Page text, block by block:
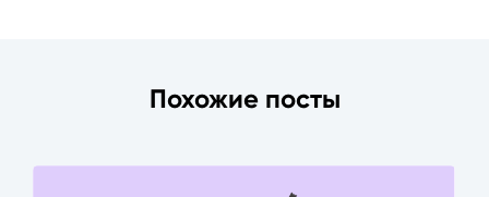
Похожие посты